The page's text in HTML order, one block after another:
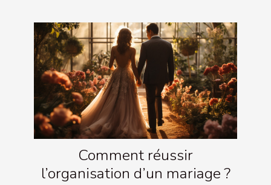
Comment réussir
l’organisation d’un mariage ?